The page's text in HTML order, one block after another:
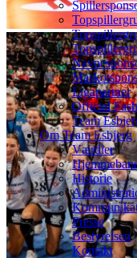
Ligapartner
Official
Team
Om Team Esbjerg
Værdier
Historie
Presse
Bestyrelsen
Kontakt